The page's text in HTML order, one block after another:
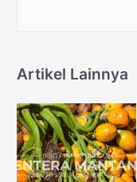
Artikel Lainnya